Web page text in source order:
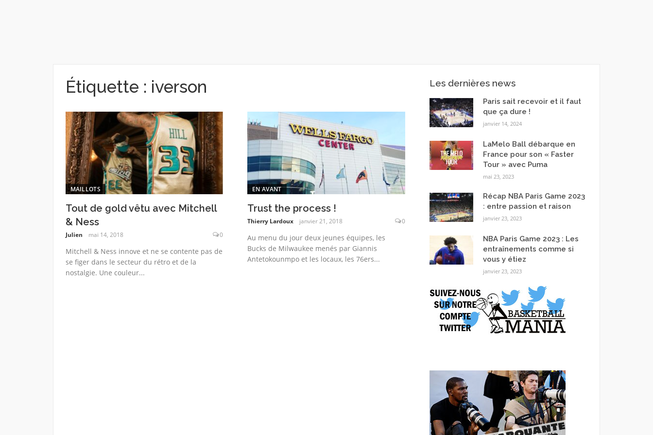
Étiquette : iverson
MAILLOTS
Tout de gold vêtu avec Mitchell
& Ness
Julien mai 14, 2018 0
Mitchell & Ness innove et ne se contente pas de
se figer dans le secteur du rétro et de la
nostalgie. Une couleur...
EN AVANT
Trust the process !
Thierry Lardoux janvier 21, 2018 0
Au menu du jour deux jeunes équipes, les
Bucks de Milwaukee menés par Giannis
Antetokounmpo et les locaux, les 76ers...
Les dernières news
Paris sait recevoir et il faut
que ça dure !
janvier 14, 2024
LaMelo Ball débarque en
France pour son « Faster
Tour » avec Puma
mai 23, 2023
Récap NBA Paris Game 2023
: entre passion et raison
janvier 23, 2023
NBA Paris Game 2023 : Les
entraînements comme si
vous y étiez
janvier 23, 2023